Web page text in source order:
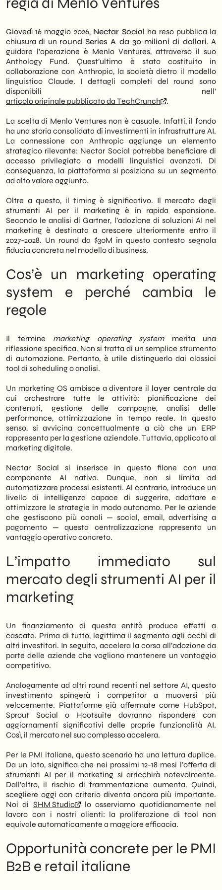
retail italiane
PMI
fondo creato in partnership con Anthropic.
piattaforme di marketing AI stanno
attraendo capitali significativi a livello
globale.
Inoltre, il posizionamento di Nectar come
marketing operating systemsuggerisce
un’ambizione precisa: non essere un
semplice tool, ma diventare il layer centrale
di orchestrazione delle attività di marketing.
Per le PMI italiane B2B e retail, questo tipo di
soluzione rappresenta un’opportunità
concreta di ridurre la frammentazione degli
strumenti e aumentare l’efficienza delle
campagne digitali.
Noi diSHM Studio
monitoriamo con
attenzione l’evoluzione di queste
piattaforme. Pertanto, in questo articolo
analizziamo cosa è cambiato con questo
finanziamento, quale impatto può avere sul
mercato delle soluzioni AI per il marketing e
cosa conviene valutare oggi per non farsi
trovare impreparati domani.
Giovedì 16 maggio 2026, Nectar Social ha reso pubblica la
chiusura di un round Series A da 30 milioni di dollari. A
guidare l’operazione è Menlo Ventures, attraverso il suo
Anthology Fund. Quest’ultimo è stato costituito in
collaborazione con Anthropic, la società dietro il modello
linguistico Claude. I dettagli completi del round sono
disponibili nell’
articolo originale pubblicato da TechCrunch
.
La scelta di Menlo Ventures non è casuale. Infatti, il fondo
ha una storia consolidata di investimenti in infrastrutture AI.
La connessione con Anthropic aggiunge un elemento
strategico rilevante: Nectar Social potrebbe beneficiare di
accesso privilegiato a modelli linguistici avanzati. Di
conseguenza, la piattaforma si posiziona su un segmento
ad alto valore aggiunto.
Oltre a questo, il timing è significativo. Il mercato degli
strumenti AI per il marketing è in rapida espansione.
Secondo le analisi di Gartner, l’adozione di soluzioni AI nel
marketing è destinata a crescere ulteriormente entro il
2027-2028. Un round da $30M in questo contesto segnala
fiducia concreta nel modello di business.
Cos’è un marketing operating
system e perché cambia le
regole
Il termine marketing operating systemmerita una
riflessione specifica. Non si tratta di un semplice strumento
di automazione. Pertanto, è utile distinguerlo dai classici
tool di scheduling o analisi.
Un marketing OS ambisce a diventare il layer centrale da
cui orchestrare tutte le attività: pianificazione dei
contenuti, gestione delle campagne, analisi delle
performance, ottimizzazione in tempo reale. In questo
senso, si avvicina concettualmente a ciò che un ERP
rappresenta per la gestione aziendale. Tuttavia, applicato al
marketing digitale.
Nectar Social si inserisce in questo filone con una
componente AI nativa. Dunque, non si limita ad
automatizzare processi esistenti. Al contrario, introduce un
livello di intelligenza capace di suggerire, adattare e
ottimizzare le strategie in modo autonomo. Per le aziende
che gestiscono più canali — social, email, advertising a
pagamento — questa centralizzazione rappresenta un
vantaggio operativo concreto.
L’impatto immediato sul
mercato degli strumenti AI per il
marketing
Un finanziamento di questa entità produce effetti a
cascata. Prima di tutto, legittima il segmento agli occhi di
altri investitori. In seguito, accelera la corsa all’adozione da
parte delle aziende che vogliono mantenere un vantaggio
competitivo.
Analogamente ad altri round recenti nel settore AI, questo
investimento spingerà i competitor a muoversi più
velocemente. Piattaforme già affermate come HubSpot,
Sprout Social o Hootsuite dovranno rispondere con
aggiornamenti significativi delle proprie funzionalità AI.
Così, il mercato nel suo complesso accelera.
Per le PMI italiane, questo scenario ha una lettura duplice.
Da un lato, significa che nei prossimi 12-18 mesi l’offerta di
strumenti AI per il marketing si arricchirà notevolmente.
Dall’altro, il rischio di frammentazione aumenta. Quindi,
scegliere oggi con criterio diventa ancora più importante.
Noi di SHM Studio
lo osserviamo quotidianamente nel
lavoro con i nostri clienti: la proliferazione di tool non
equivale automaticamente a maggiore efficacia.
Opportunità concrete per le PMI
B2B e retail italiane